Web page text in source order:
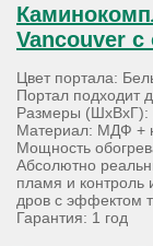
Vancouver с
Цвет портала:
Портал подходит
Размеры (ШхВхГ):
Материал: МДФ +
Мощность
Абсолютно
пламя и контроль
дров с эффектом
Гарантия: 1 год